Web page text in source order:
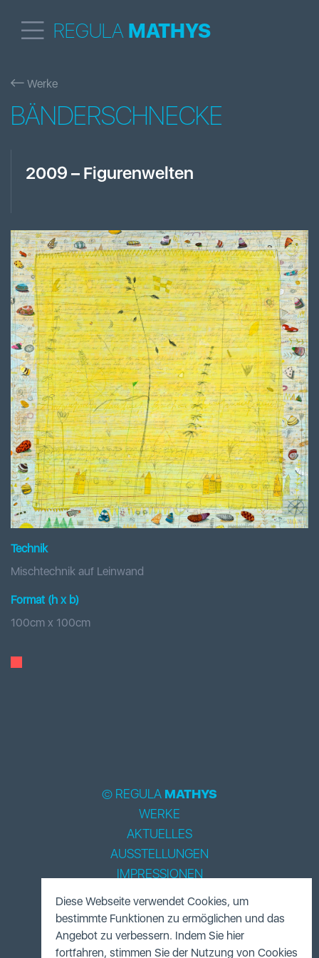
REGULA MATHYS
Werke
BÄNDERSCHNECKE
2009 – Figurenwelten
Technik
Mischtechnik auf Leinwand
Format (h x b)
100cm x 100cm
© REGULA MATHYS
WERKE
AKTUELLES
AUSSTELLUNGEN
IMPRESSIONEN
BIOGRAPHIE
LITERATUR
ACCESSOIRES
FUNDUS
Diese Webseite verwendet Cookies, um
bestimmte Funktionen zu ermöglichen und das
Angebot zu verbessern. Indem Sie hier
fortfahren, stimmen Sie der Nutzung von Cookies